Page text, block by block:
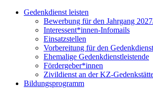
Gedenkdienst leisten
Bewerbung für den Jahrgang
Interessent*innen-Infomails
Einsatzstellen
Vorbereitung für den Gedenkdienst
Ehemalige Gedenkdienstleistende
Fördergeber*innen
Zivildienst an der KZ-
Bildungsprogramm